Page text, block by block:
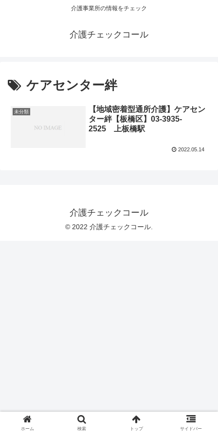
介護事業所の情報をチェック
介護チェックコール
ケアセンター絆
未分類
【地域密着型通所介護】ケアセン
ター絆【板橋区】03-3935-
2525 上板橋駅
2022.05.14
介護チェックコール
© 2022 介護チェックコール.
ホーム 検索 トップ サイドバー